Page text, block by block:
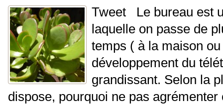
Tweet Le bureau est
laquelle on passe de
temps ( à la maison
développement du
grandissant. Selon la
dispose, pourquoi ne pas